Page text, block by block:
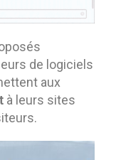
de logiciels
aux
à leurs sites